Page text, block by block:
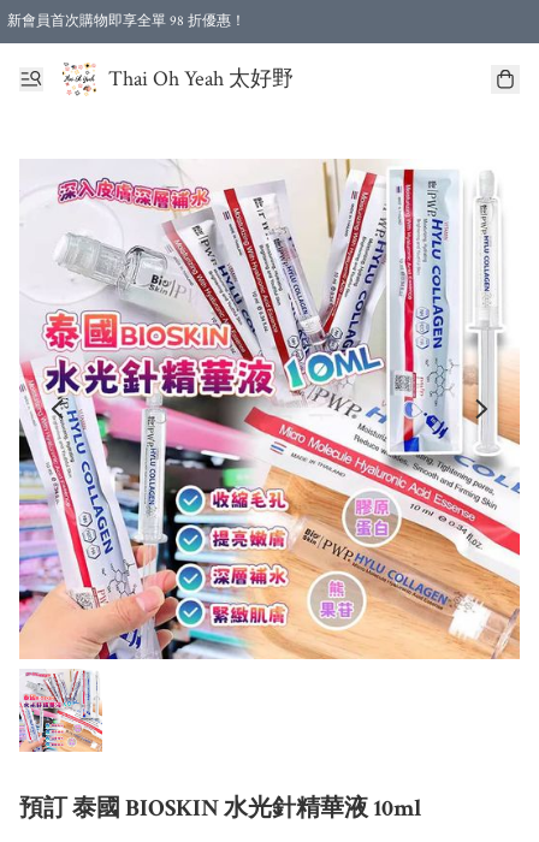
新會員首次購物即享全單 98 折優惠！
特選會員可享全單低至 96 折優惠！
Thai Oh Yeah 太好野
預訂 泰國 BIOSKIN 水光針精華液 10ml